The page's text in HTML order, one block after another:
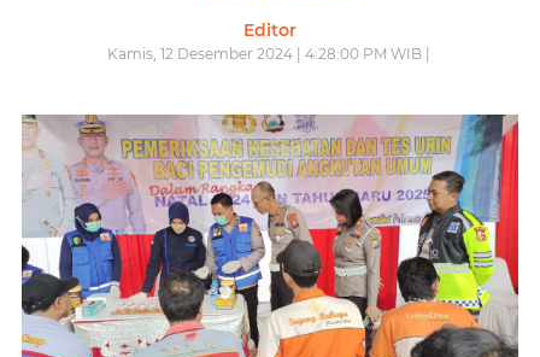
Editor
Kamis, 12 Desember 2024 | 4:28:00 PM WIB |